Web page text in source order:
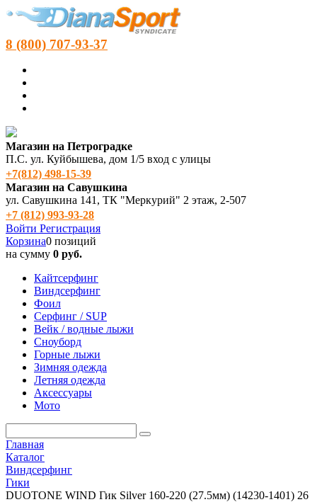
8 (800) 707-93-37
Магазин на Петроградке
П.С. ул. Куйбышева, дом 1/5 вход с улицы
+7(812) 498‑15-39
Магазин на Савушкина
ул. Савушкина 141, ТК "Меркурий" 2 этаж, 2-507
+7 (812) 993-93-28
Войти Регистрация
Корзина0 позиций
на сумму 0 руб.
Кайтсерфинг
Виндсерфинг
Фоил
Серфинг / SUP
Вейк / водные лыжи
Сноуборд
Горные лыжи
Зимняя одежда
Летняя одежда
Аксессуары
Мото
Главная
Каталог
Виндсерфинг
Гики
DUOTONE WIND Гик Silver 160-220 (27.5мм) (14230-1401) 26